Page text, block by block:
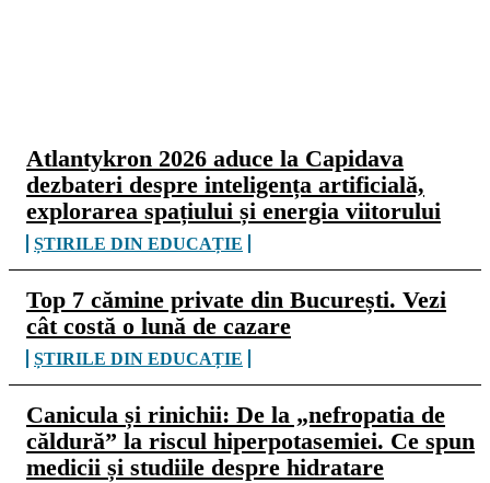
Atlantykron 2026 aduce la Capidava
dezbateri despre inteligența artificială,
explorarea spațiului și energia viitorului
ȘTIRILE DIN EDUCAȚIE
Top 7 cămine private din București. Vezi
cât costă o lună de cazare
ȘTIRILE DIN EDUCAȚIE
Canicula și rinichii: De la „nefropatia de
căldură” la riscul hiperpotasemiei. Ce spun
medicii și studiile despre hidratare